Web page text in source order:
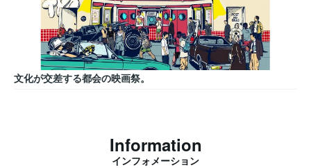
文化が交差する都会の映画祭。
Information
インフォメーション